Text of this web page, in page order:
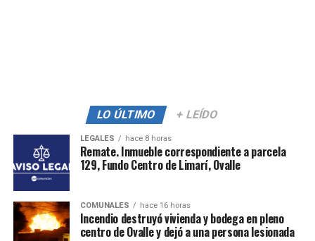
LO ÚLTIMO + LEÍDO
LEGALES hace 8 horas
Remate. Inmueble correspondiente a parcela
129, Fundo Centro de Limarí, Ovalle
COMUNALES hace 16 horas
Incendio destruyó vivienda y bodega en pleno
centro de Ovalle y dejó a una persona lesionada